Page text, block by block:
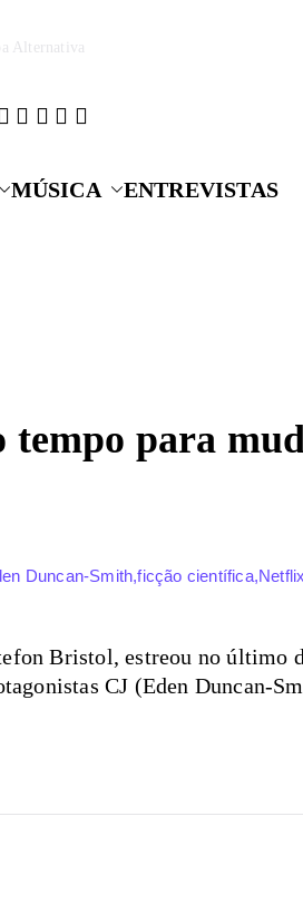
MÚSICA ENTREVISTAS
tempo para
Duncan-Smith,ficção científica,Netflix
Bristol, estreou no
CJ (Eden Duncan-